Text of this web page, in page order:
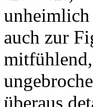
unheimlich
auch zur
überaus